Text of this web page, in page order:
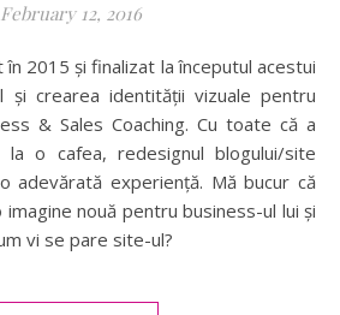
February 12, 2016
și crearea identității vizuale pentru
& Sales Coaching. Cu toate că a
o cafea, redesignul blogului/site
adevărată experiență. Mă bucur că
nouă pentru business-ul lui și
vi se pare site-ul?